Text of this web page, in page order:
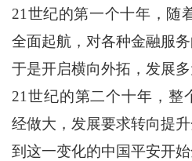
21世纪的第一个十年，随
全面起航，对各种金融服
于是开启横向外拓，发展多
21世纪的第二个十年，整
经做大，发展要求转向提
到这一变化的中国平安开